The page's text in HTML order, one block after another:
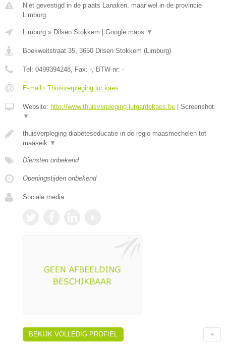
Niet gevestigd in de plaats Lanaken, maar wel in de provincie
Limburg.
Limburg » Dilsen Stokkem Google maps ▼
Boekweitstraat 35 3650 Dilsen Stokkem ( Limburg)
Tel: 0499394248 , Fax: - , BTW-nr: -
E-mail › Thuisverpleging lut kaes
Website: http://www.thuisverpleging-lutgardekaes.be
Screenshot
▼
thuisverpleging diabeteseducatie in de regio maasmechelen tot
maaseik ▼
Diensten onbekend
Openingstijden onbekend
Sociale media:
BEKIJK VOLLEDIG PROFIEL